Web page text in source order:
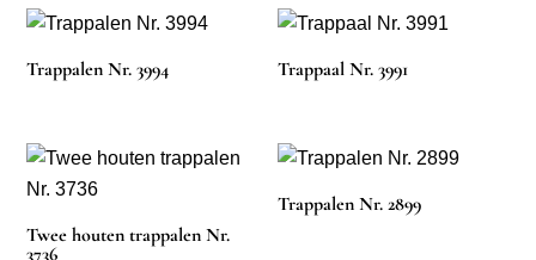
Trappalen Nr. 3994 Trappaal Nr. 3991
Twee houten trappalen Nr.
3736
Trappalen Nr. 2899